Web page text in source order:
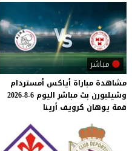
مباشر
مشاهدة مباراة أياكس أمستردام
وشيلبورن بث مباشر اليوم 6-8-2026
قمة يوهان كرويف أرينا